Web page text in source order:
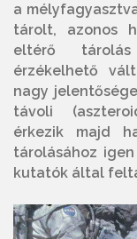
a
tárolt, azonos
eltérő tárolás
érzékelhető
nagy
távoli
érkezik majd
tárolásához
kutatók által